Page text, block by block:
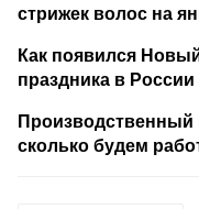
стрижек волос на
Как появился
праздника в России
Производственный
сколько будем